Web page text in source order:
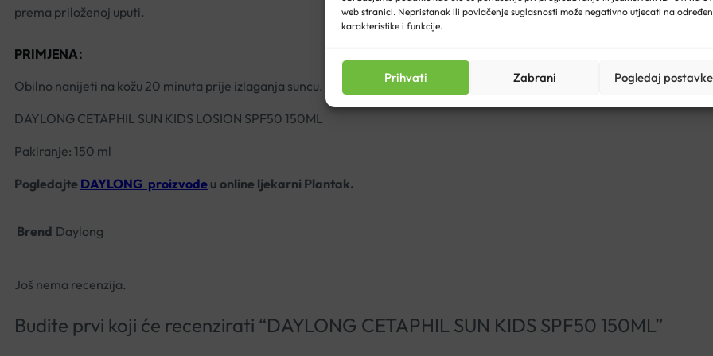
web stranici. Nepristanak ili povlačenje suglasnosti može negativno utjecati na
karakteristike i funkcije.
Prihvati Zabrani Pogledaj postavke
prema priloženoj uputi.
PRIMJENA:
Obilno nanijeti na kožu 20 minuta prije izlaganja suncu. Izbjegavati kontakt s očima. Nakon dugotrajnog boravka u vodi
DAYLONG CETAPHIL SUN KIDS LOSION SPF50 150ML
Pakiranje: 150 ml
Pogledajte DAYLONG proizvode u online ljekarni Plantak.
Brend Daylong
Još nema recenzija.
Budite prvi koji će recenzirati “DAYLONG CETAPHIL SUN KIDS SPF50 150ML”